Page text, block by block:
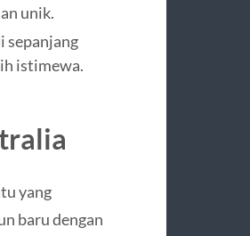
unik.
sepanjang
istimewa.
yang
baru dengan